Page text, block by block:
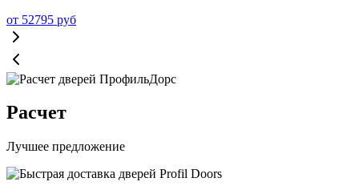
от 52795 руб
Расчет
Лучшее предложение